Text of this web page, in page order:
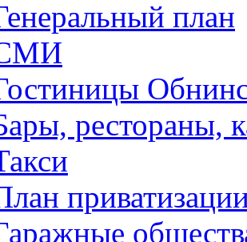
план
рестораны,